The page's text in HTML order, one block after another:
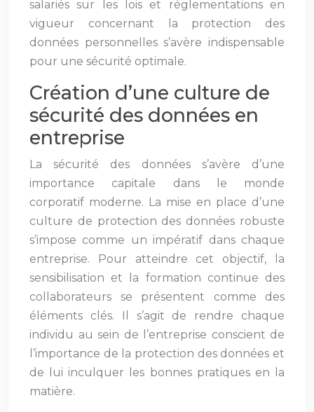
salariés sur les lois et réglementations en
vigueur concernant la protection des
données personnelles s’avère indispensable
pour une sécurité optimale.
Création d’une culture de
sécurité des données en
entreprise
La sécurité des données s’avère d’une
importance capitale dans le monde
corporatif moderne. La mise en place d’une
culture de protection des données robuste
s’impose comme un impératif dans chaque
entreprise. Pour atteindre cet objectif, la
sensibilisation et la formation continue des
collaborateurs se présentent comme des
éléments clés. Il s’agit de rendre chaque
individu au sein de l’entreprise conscient de
l’importance de la protection des données et
de lui inculquer les bonnes pratiques en la
matière.